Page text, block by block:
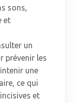
sons,
et
un
prévenir les
une
ce qui
et